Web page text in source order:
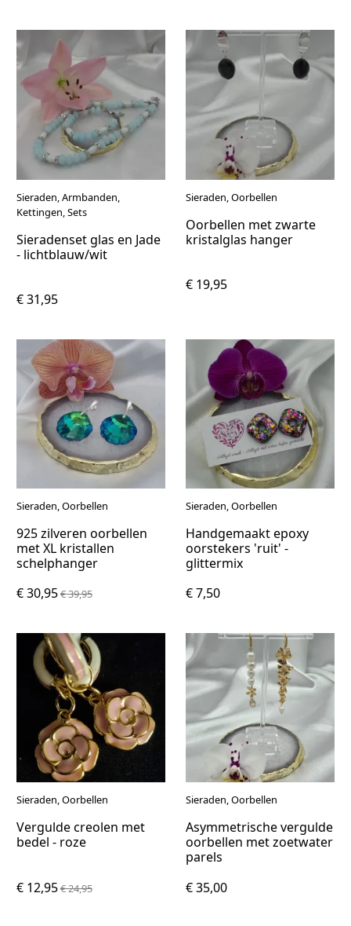
Sieraden, Armbanden,
Kettingen, Sets
Sieradenset glas en Jade
- lichtblauw/wit
€ 31,95
Sieraden, Oorbellen
Oorbellen met zwarte
kristalglas hanger
€ 19,95
Sieraden, Oorbellen
925 zilveren oorbellen
met XL kristallen
schelphanger
€ 30,95€ 39,95
Sieraden, Oorbellen
Handgemaakt epoxy
oorstekers 'ruit' -
glittermix
€ 7,50
Sieraden, Oorbellen
Vergulde creolen met
bedel - roze
€ 12,95€ 24,95
Sieraden, Oorbellen
Asymmetrische vergulde
oorbellen met zoetwater
parels
€ 35,00